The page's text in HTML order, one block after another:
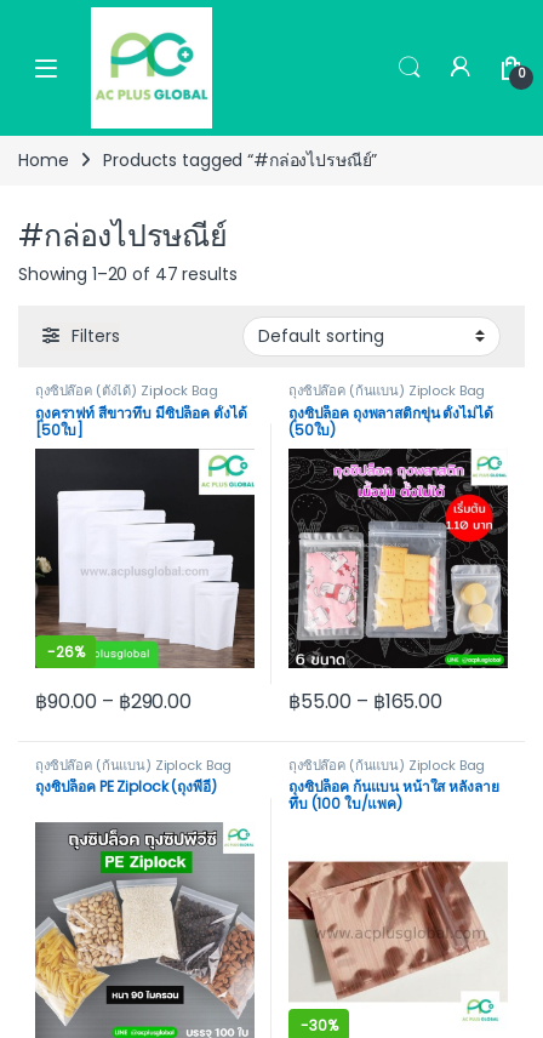
Skip to navigation
Skip to content
0
Home Products tagged “#กล่องไปรษณีย์”
#กล่องไปรษณีย์
Showing 1–20 of 47 results
Filters
ถุงซิปล๊อค (ตั้งได้) Ziplock Bag
Stand
ถุงคราฟท์ สีขาวทึบ มีซิปล็อค ตั้งได้
[50ใบ]
-26%
฿90.00 – ฿290.00
This product has multiple variants. The options may be
ถุงซิปล๊อค (ก้นแบน) Ziplock Bag
Not Stand
ถุงซิปล็อค ถุงพลาสติกขุ่น ตั้งไม่ได้
(50ใบ)
฿55.00 – ฿165.00
This product has multiple
ถุงซิปล๊อค (ก้นแบน) Ziplock Bag
Not Stand
ถุงซิปล็อค PE Ziplock (ถุงพีอี)
ถุงซิปล๊อค (ก้นแบน) Ziplock Bag
Not Stand
ถุงซิปล็อค ก้นแบน หน้าใส หลังลาย
ทึบ (100 ใบ/แพค)
-30%